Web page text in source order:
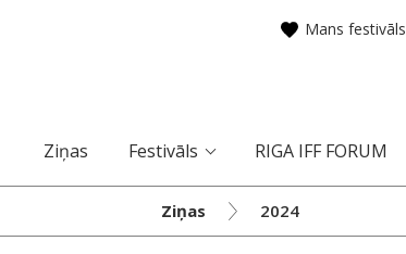
Mans festivāls
Ziņas Festivāls RIGA IFF FORUM
Ziņas 2024